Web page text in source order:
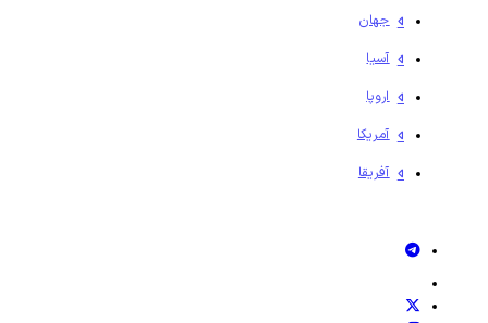
جهان
آسیا
اروپا
آمریکا
آفریقا